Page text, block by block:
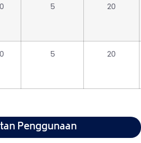
5 20
5 20
Penggunaan